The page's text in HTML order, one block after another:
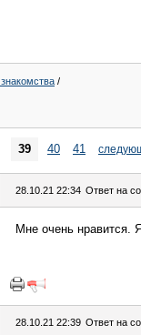
/
39 40 41
28.10.21 22:34 Ответ на
Мне очень нравится.
28.10.21 22:39 Ответ на